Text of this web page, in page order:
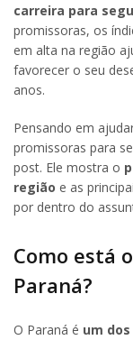
carreira para
promissoras, os
em alta na região
favorecer o seu
anos.
Pensando em
promissoras para
post. Ele mostra o
região e as
por dentro do
Como está
Paraná?
O Paraná é um